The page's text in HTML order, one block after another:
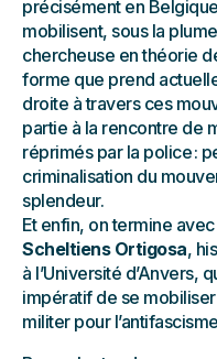
précisément en
mobilisent, sous la
chercheuse en théorie
forme que prend
droite à travers ces
partie à la rencontre de
réprimés par la police :
criminalisation du
splendeur.
Et enfin, on termine
Scheltiens Ortigosa,
à l’Université d’Anvers,
impératif de se
militer pour